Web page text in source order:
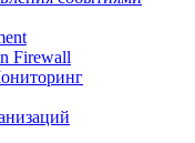
Firewall